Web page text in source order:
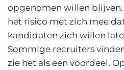
opgenomen willen
het risico met zich mee
kandidaten zich willen
Sommige recruiters
zie het als een voordeel.